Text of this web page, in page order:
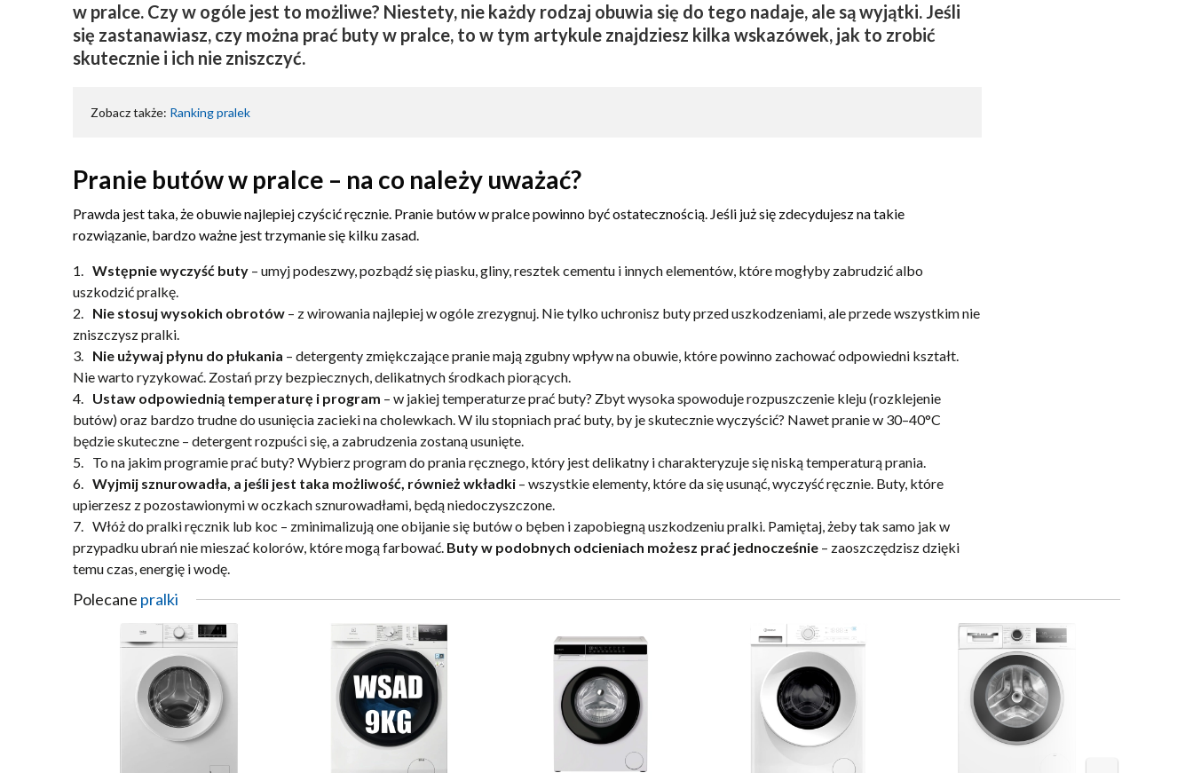
w pralce. Czy w ogóle jest to możliwe? Niestety, nie każdy rodzaj obuwia się do tego nadaje, ale są wyjątki. Jeśli
się zastanawiasz, czy można prać buty w pralce, to w tym artykule znajdziesz kilka wskazówek, jak to zrobić
skutecznie i ich nie zniszczyć.
Zobacz także: Ranking pralek
Pranie butów w pralce – na co należy uważać?
Prawda jest taka, że obuwie najlepiej czyścić ręcznie. Pranie butów w pralce powinno być ostatecznością. Jeśli już się zdecydujesz na takie
rozwiązanie, bardzo ważne jest trzymanie się kilku zasad.
1. Wstępnie wyczyść buty – umyj podeszwy, pozbądź się piasku, gliny, resztek cementu i innych elementów, które mogłyby zabrudzić albo
uszkodzić pralkę.
2. Nie stosuj wysokich obrotów – z wirowania najlepiej w ogóle zrezygnuj. Nie tylko uchronisz buty przed uszkodzeniami, ale przede wszystkim nie
zniszczysz pralki.
3. Nie używaj płynu do płukania – detergenty zmiękczające pranie mają zgubny wpływ na obuwie, które powinno zachować odpowiedni kształt.
Nie warto ryzykować. Zostań przy bezpiecznych, delikatnych środkach piorących.
4. Ustaw odpowiednią temperaturę i program – w jakiej temperaturze prać buty? Zbyt wysoka spowoduje rozpuszczenie kleju (rozklejenie
butów) oraz bardzo trudne do usunięcia zacieki na cholewkach. W ilu stopniach prać buty, by je skutecznie wyczyścić? Nawet pranie w 30–40°C
będzie skuteczne – detergent rozpuści się, a zabrudzenia zostaną usunięte.
5. To na jakim programie prać buty? Wybierz program do prania ręcznego, który jest delikatny i charakteryzuje się niską temperaturą prania.
6. Wyjmij sznurowadła, a jeśli jest taka możliwość, również wkładki – wszystkie elementy, które da się usunąć, wyczyść ręcznie. Buty, które
upierzesz z pozostawionymi w oczkach sznurowadłami, będą niedoczyszczone.
7. Włóż do pralki ręcznik lub koc – zminimalizują one obijanie się butów o bęben i zapobiegną uszkodzeniu pralki. Pamiętaj, żeby tak samo jak w
przypadku ubrań nie mieszać kolorów, które mogą farbować. Buty w podobnych odcieniach możesz prać jednocześnie – zaoszczędzisz dzięki
temu czas, energię i wodę.
Polecane pralki